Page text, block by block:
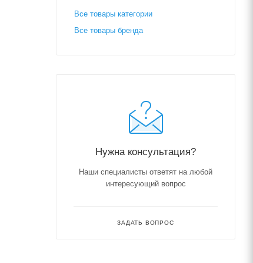
Все товары категории
Все товары бренда
Нужна консультация?
Наши специалисты ответят на любой
интересующий вопрос
ЗАДАТЬ ВОПРОС